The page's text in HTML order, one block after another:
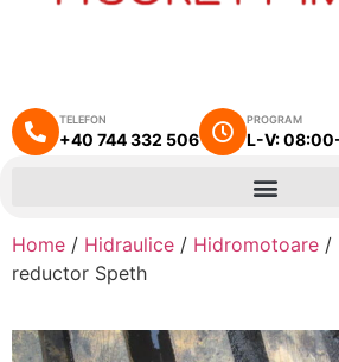
TELEFON
+40 744 332 506
PROGRAM
L-V:
Home / Hidraulice / Hidromotoare /
reductor Speth